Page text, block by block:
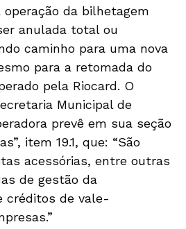
operação da bilhetagem
anulada total ou
caminho para uma nova
para a retomada do
pela Riocard. O
Municipal de
prevê em sua seção
item 19.1, que: “São
acessórias, entre outras
de gestão da
créditos de vale-